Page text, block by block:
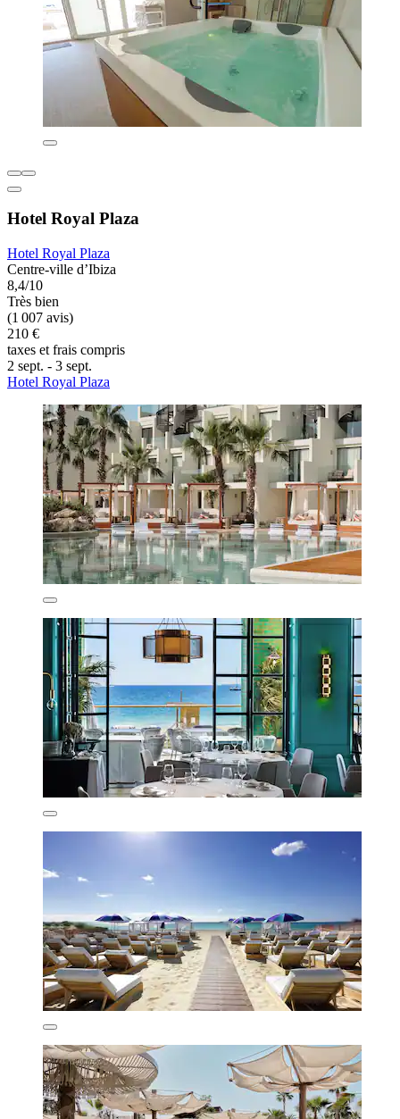
Hotel Royal Plaza
Hotel Royal Plaza
Centre-ville d’Ibiza
8,4/10
Très bien
(1 007 avis)
210 €
taxes et frais compris
2 sept. - 3 sept.
Hotel Royal Plaza